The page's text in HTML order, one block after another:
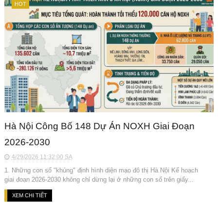
HOT
Hà Nội Công Bố 148 Dự Án NOXH Giai Đoạn
2026-2030
4/29/2026 11:32:00 SA
1. Những con số "khủng" định hình diện mạo đô thị Hà Nội Kế hoạch
giai đoạn 2026-2030 không chỉ dừng lại ở những con số trên giấy...
XEM CHI TIẾT